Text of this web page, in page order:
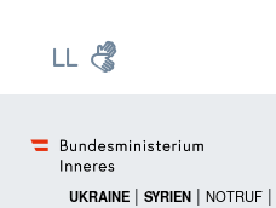
UKRAINE | SYRIEN | NOTRUF |